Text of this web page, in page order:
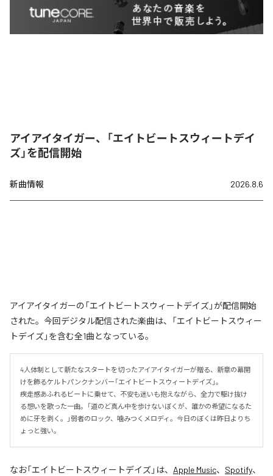
アイアイタイガー、「エイトビートスウィートデイ
ズ」を配信開始
新曲情報 2026.8.6
アイアイタイガーの「エイトビートスウィートデイズ」が配信開始
された。今回デジタル配信された楽曲は、「エイトビートスウィー
トデイズ」を含む全1曲となっている。
4人体制として新たなスタートを切ったアイアイタイガーが贈る、新章の幕開
けを飾るケルトパンクナンバー「エイトビートスウィートデイズ」。
疾走感あふれるビートに乗せて、不安も迷いも抱えながら、全力で駆け抜け
る想いを歌った一曲。「道のど真ん中を歩けないぼくが、誰かの希望になるた
めに牙を剥く。」弱者のロック、噛みつくメロディ。今日のぼくは昨日よりち
ょっと強い。
なお「エイトビートスウィートデイズ」は、 Apple Music、 Spotify、